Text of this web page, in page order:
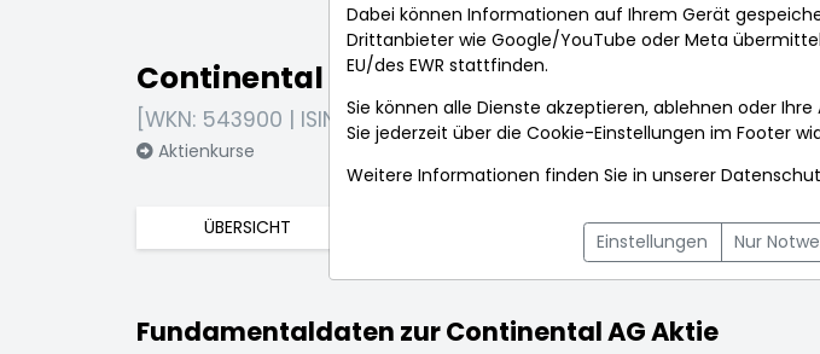
Continental AG
[WKN: 543900 | ISIN: DE0005439004]
Aktienkurse
ÜBERSICHT NACHRICHTEN
Fundamentaldaten zur Continental AG Aktie
Dabei können Informationen auf Ihrem Gerät
Drittanbieter wie Google/YouTube oder Meta
EU/des EWR stattfinden.
Sie können alle Dienste akzeptieren, ablehnen oder
Sie jederzeit über die Cookie-Einstellungen im Footer
Weitere Informationen finden Sie in unserer
Einstellungen Nur